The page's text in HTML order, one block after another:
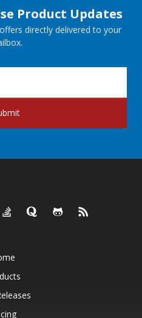
Product Updates
directly delivered to your